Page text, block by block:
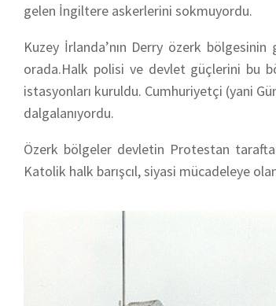
gelen İngiltere askerlerini sokmuyordu.
Kuzey İrlanda’nın Derry özerk
orada.Halk polisi ve devlet güçlerini bu
istasyonları kuruldu. Cumhuriyetçi (yani
dalgalanıyordu.
Özerk bölgeler devletin Protestan
Katolik halk barışcıl, siyasi mücadeleye